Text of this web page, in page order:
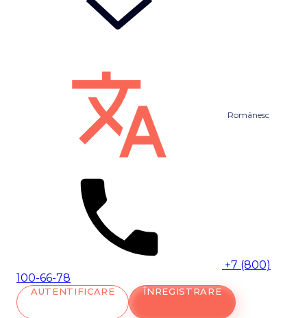
Românesc
+7 (800)
100-66-78
AUTENTIFICARE ÎNREGISTRARE